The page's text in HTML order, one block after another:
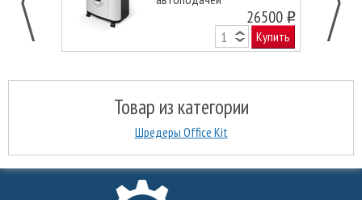
26500 o
Купить
Товар из категории
Шредеры Office Kit